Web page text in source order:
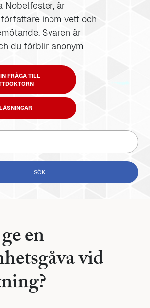
Nobelfester, är
inom vett och
Svaren är
du förblir anonym
FRÅGA TILL
en
vid